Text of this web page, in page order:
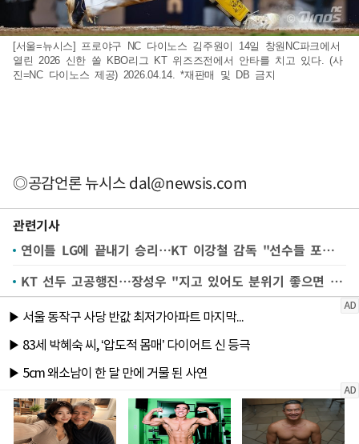
[서울=뉴시스] 프로야구 NC 다이노스 김주원이 14일 창원NC파크에서
열린 2026 신한 쏠 KBO리그 KT 위즈즈전에서 안타를 치고 있다. (사
진=NC 다이노스 제공) 2026.04.14. *재판매 및 DB 금지
◎공감언론 뉴시스dal@newsis.com
관련기사
연이틀 LG에 끝내기 승리…KT 이강철 감독 "선수들 포기하지 않았다"
KT 선두 고공행진…장성우 "지고 있어도 분위기 좋으면 이길 것 같다"